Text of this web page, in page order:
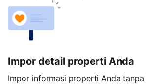
Impor detail properti Anda
Impor informasi properti Anda tanpa